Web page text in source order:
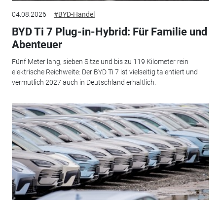
04.08.2026 #BYD-Handel
BYD Ti 7 Plug-in-Hybrid: Für Familie und
Abenteuer
Fünf Meter lang, sieben Sitze und bis zu 119 Kilometer rein
elektrische Reichweite: Der BYD Ti 7 ist vielseitig talentiert und
vermutlich 2027 auch in Deutschland erhältlich.